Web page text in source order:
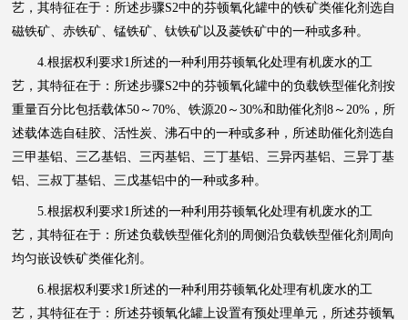
艺，其特征在于：所述步骤S2中的芬顿氧化罐中的铁矿类催化剂选自
磁铁矿、赤铁矿、锰铁矿、钛铁矿以及菱铁矿中的一种或多种。
4.根据权利要求1所述的一种利用芬顿氧化处理有机废水的工
艺，其特征在于：所述步骤S2中的芬顿氧化罐中的负载铁型催化剂按
重量百分比包括载体50～70%、铁源20～30%和助催化剂8～20%，所
述载体选自硅胶、活性炭、沸石中的一种或多种，所述助催化剂选自
三甲基铝、三乙基铝、三丙基铝、三丁基铝、三异丙基铝、三异丁基
铝、三叔丁基铝、三戊基铝中的一种或多种。
5.根据权利要求1所述的一种利用芬顿氧化处理有机废水的工
艺，其特征在于：所述负载铁型催化剂的周侧沿负载铁型催化剂周向
均匀嵌设铁矿类催化剂。
6.根据权利要求1所述的一种利用芬顿氧化处理有机废水的工
艺，其特征在于：所述芬顿氧化罐上设置有预处理单元，所述芬顿氧